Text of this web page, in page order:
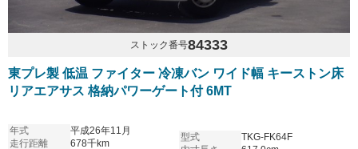
ストック番号84333
東プレ製 低温 ファイター 冷凍バン ワイド幅 キーストン床
リアエアサス 格納パワーゲート付 6MT
年式
平成26年11月
走行距離
678千km
型式
TKG-FK64F